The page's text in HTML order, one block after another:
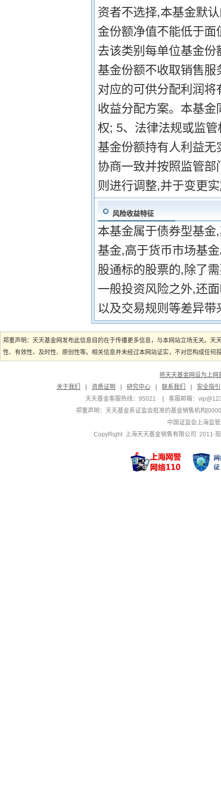
资者不选择,本基金默
金份额净值不能低于
去该类别每单位基金
基金份额不收取销售
对应的可供分配利润
收益分配方案。本基
权; 5、法律法规或监
基金份额持有人利益
协商一致并按照监管
则进行调整,并于变更
风险收益特征
本基金属于债券型基
基金,高于货币市场基
股通标的股票的,除了
一般投资风险之外,还
以及交易规则等差异带
郑重声明：天天基金网发布此信息目的在于传播更多信息，与本网站立场无关。
性、有效性、及时性、原创性等。相关信息并未经过本网站证实，不对您构成任
将天天基金网设为上网
关于我们
资质证明 研究中心 联系我们
安全指引
天天基金客服热线：95021
客服邮箱：
郑重声明： 天天基金系证监会批准的基金销售机构
中国证监会上海监
CopyRight 上海天天基金销售有限公司 2011-